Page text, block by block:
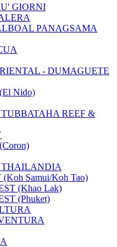
GIORNI
PANAGSAMA
- DUMAGUETE
Nido)
REEF &
THAILANDIA
(Koh Samui/Koh Tao)
(Khao Lak)
(Phuket)